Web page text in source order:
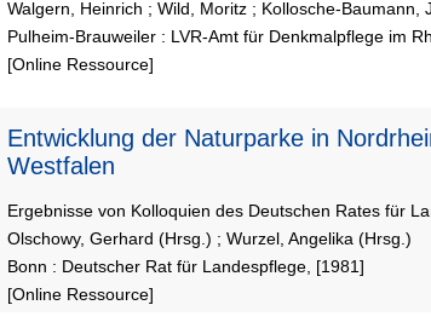
Walgern, Heinrich ; Wild, Moritz ; Kollosche-Baumann,
Pulheim-Brauweiler : LVR-Amt für Denkmalpflege im
[Online Ressource]
Entwicklung der Naturparke in
Westfalen
Ergebnisse von Kolloquien des Deutschen Rates für
Olschowy, Gerhard (Hrsg.) ; Wurzel, Angelika (Hrsg.)
Bonn : Deutscher Rat für Landespflege, [1981]
[Online Ressource]